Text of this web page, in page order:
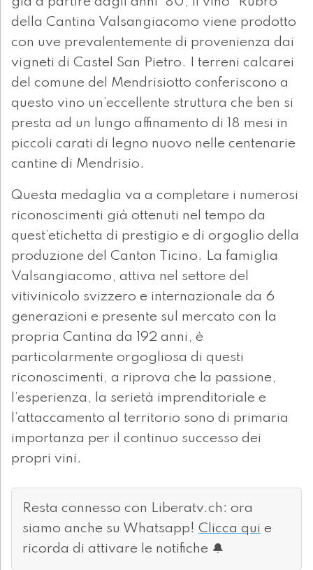
della Cantina Valsangiacomo viene prodotto
con uve prevalentemente di provenienza dai
vigneti di Castel San Pietro. I terreni calcarei
del comune del Mendrisiotto conferiscono a
questo vino un’eccellente struttura che ben si
presta ad un lungo affinamento di 18 mesi in
piccoli carati di legno nuovo nelle centenarie
cantine di Mendrisio.
Questa medaglia va a completare i numerosi
riconoscimenti già ottenuti nel tempo da
quest’etichetta di prestigio e di orgoglio della
produzione del Canton Ticino. La famiglia
Valsangiacomo, attiva nel settore del
vitivinicolo svizzero e internazionale da 6
generazioni e presente sul mercato con la
propria Cantina da 192 anni, è
particolarmente orgogliosa di questi
riconoscimenti, a riprova che la passione,
l’esperienza, la serietà imprenditoriale e
l’attaccamento al territorio sono di primaria
importanza per il continuo successo dei
propri vini.
Resta connesso con Liberatv.ch: ora
siamo anche su Whatsapp! Clicca qui e
ricorda di attivare le notifiche 🔔